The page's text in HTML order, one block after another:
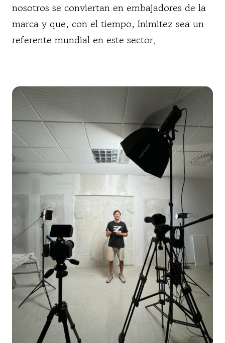
nosotros se conviertan en embajadores de la
marca y que, con el tiempo, Inimitez sea un
referente mundial en este sector.